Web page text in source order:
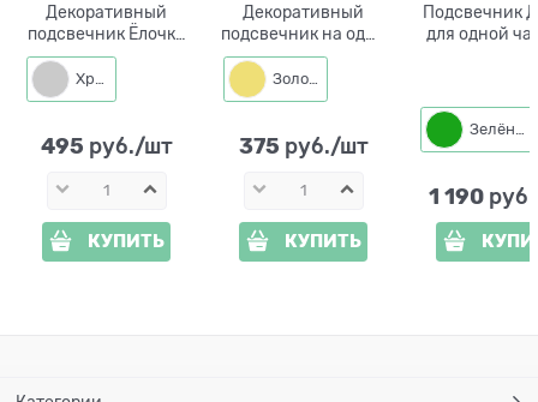
Декоративный
подсвечник Ёлочка
для одной свечи
Хром
495 руб./шт
КУПИТЬ
Декоративный
подсвечник на одну
свечу Ёлочка
Золото
375 руб./шт
КУПИТЬ
Подсвечник
для одной
Зелёный
1 190